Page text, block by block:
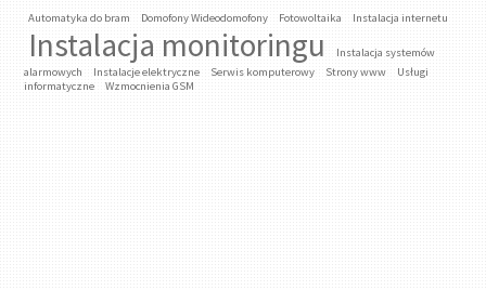
Automatyka do bram Domofony Wideodomofony Fotowoltaika Instalacja internetu
Instalacja monitoringu
Instalacja systemów
alarmowych
Instalacje elektryczne Serwis komputerowy Strony www
Usługi
informatyczne
Wzmocnienia GSM